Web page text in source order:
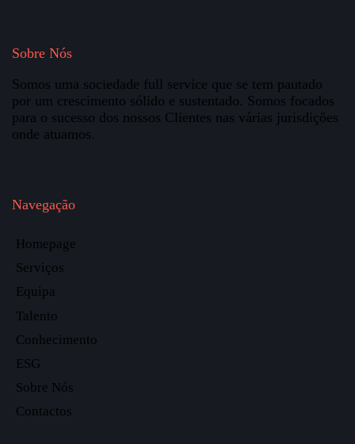
Sobre Nós
Somos uma sociedade full service que se tem pautado
por um crescimento sólido e sustentado. Somos focados
para o sucesso dos nossos Clientes nas várias jurisdições
onde atuamos.
Navegação
Homepage
Serviços
Equipa
Talento
Conhecimento
ESG
Sobre Nós
Contactos